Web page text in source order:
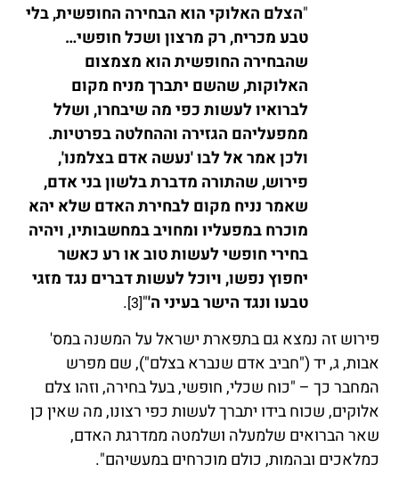
"הצלם האלוקי הוא הבחירה החופשית, בלי
טבע מכריח, רק מרצון ושכל חופשי…
שהבחירה החופשית הוא מצמצום
האלוקות, שהשם יתברך מניח מקום
לברואיו לעשות כפי מה שיבחרו, ושלל
ממפעליהם הגזירה וההחלטה בפרטיות.
ולכן אמר אל לבו 'נעשה אדם בצלמנו',
פירוש, שהתורה מדברת בלשון בני אדם,
שאמר נניח מקום לבחירת האדם שלא יהא
מוכרח במפעליו ומחויב במחשבותיו, ויהיה
בחירי חופשי לעשות טוב או רע כאשר
יחפוץ נפשו, ויוכל לעשות דברים נגד מזגי
טבעו ונגד הישר בעיני ה'"
[3]
.
פירוש זה נמצא גם בתפארת ישראל על המשנה במס'
אבות, ג, יד ("חביב אדם שנברא בצלם"), שם מפרש
המחבר כך – "כוח שכלי, חופשי, בעל בחירה, וזהו צלם
אלוקים, שכוח בידו יתברך לעשות כפי רצונו, מה שאין כן
שאר הברואים שלמעלה ושלמטה ממדרגת האדם,
כמלאכים ובהמות, כולם מוכרחים במעשיהם".